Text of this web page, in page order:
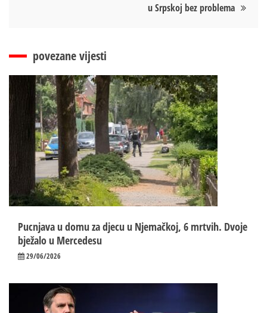
u Srpskoj bez problema
povezane vijesti
Pucnjava u domu za djecu u Njemačkoj, 6 mrtvih. Dvoje
bježalo u Mercedesu
29/06/2026